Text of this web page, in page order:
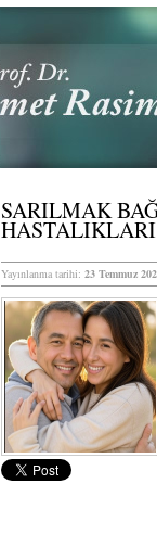
SARILMAK
Yayınlanma tarihi: 23 Temmuz